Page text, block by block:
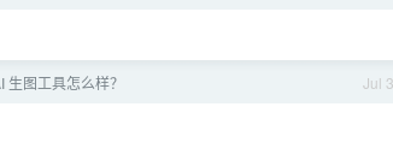
Jul 3
图工具怎么样？